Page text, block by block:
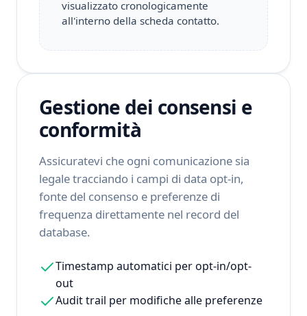
visualizzato cronologicamente
all'interno della scheda contatto.
Gestione dei consensi e
conformità
Assicuratevi che ogni comunicazione sia
legale tracciando i campi di data opt-in,
fonte del consenso e preferenze di
frequenza direttamente nel record del
database.
Timestamp automatici per opt-in/opt-
out
Audit trail per modifiche alle preferenze